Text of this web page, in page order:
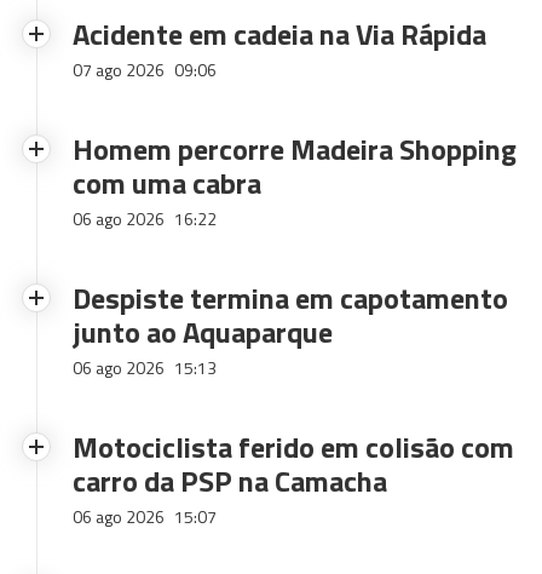
Acidente em cadeia na Via Rápida
07 ago 2026 09:06
Homem percorre Madeira Shopping
com uma cabra
06 ago 2026 16:22
Despiste termina em capotamento
junto ao Aquaparque
06 ago 2026 15:13
Motociclista ferido em colisão com
carro da PSP na Camacha
06 ago 2026 15:07